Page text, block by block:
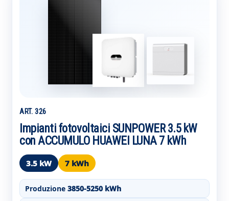
ART. 326
Impianti fotovoltaici SUNPOWER 3.5 kW
con ACCUMULO HUAWEI LUNA 7 kWh
3.5 kW 7 kWh
Produzione 3850-5250 kWh